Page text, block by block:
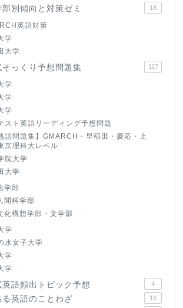
別傾向と対策ゼミ 18
英語対策
学
大学
そっくり予想問題集 117
学
学
学
スト英語リーディング予想問題
語問題集】GMARCH・早稲田・慶応・上
京理科大レベル
院大学
大学
学部
間科学部
化構想学部・文学部
学
水女子大学
学
学
英語頻出トピック予想 4
る英語のことわざ 16